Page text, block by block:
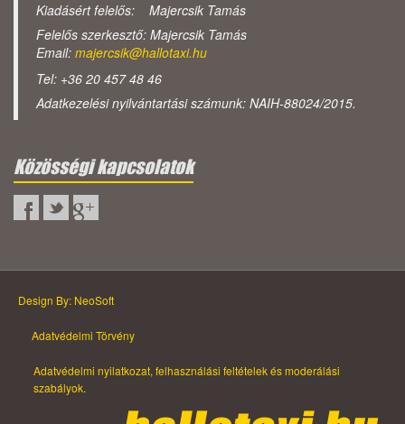
Kiadásért felelős: Majercsik Tamás
Felelős szerkesztő: Majercsik Tamás
Email: majercsik@hallotaxi.hu
Tel: +36 20 457 48 46
Adatkezelési nyilvántartási számunk: NAIH-88024/2015.
Közösségi kapcsolatok
Design By: NeoSoft
Adatvédelmi Törvény
Adatvédelmi nyilatkozat, felhasználási feltételek és moderálási
szabályok.